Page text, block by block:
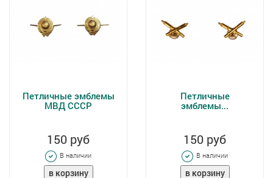
Петличные эмблемы
МВД СССР
150 руб
В наличии
Петличные
эмблемы...
150 руб
В наличии